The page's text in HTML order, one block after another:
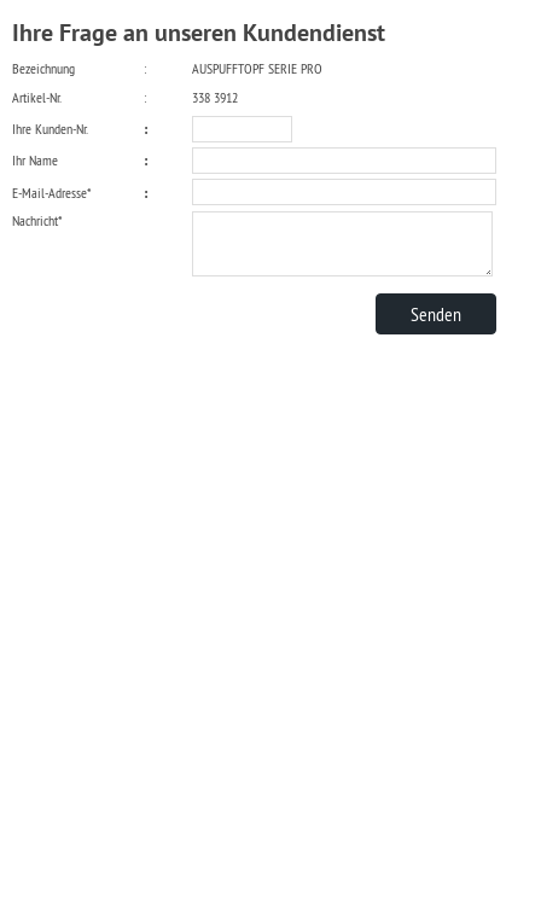
Ihre Frage an unseren Kundendienst
Bezeichnung :
AUSPUFFTOPF SERIE PRO
Artikel-Nr.
:
338 3912
Ihre Kunden-Nr.
:
Ihr Name
:
E-Mail-Adresse*
:
Nachricht*